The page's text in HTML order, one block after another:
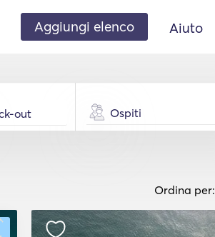
Aggiungi elenco Aiuto
Ospiti
Ordina per: